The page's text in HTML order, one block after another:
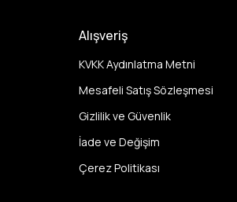
Alışveriş
KVKK Aydınlatma Metni
Mesafeli Satış Sözleşmesi
Gizlilik ve Güvenlik
İade ve Değişim
Çerez Politikası